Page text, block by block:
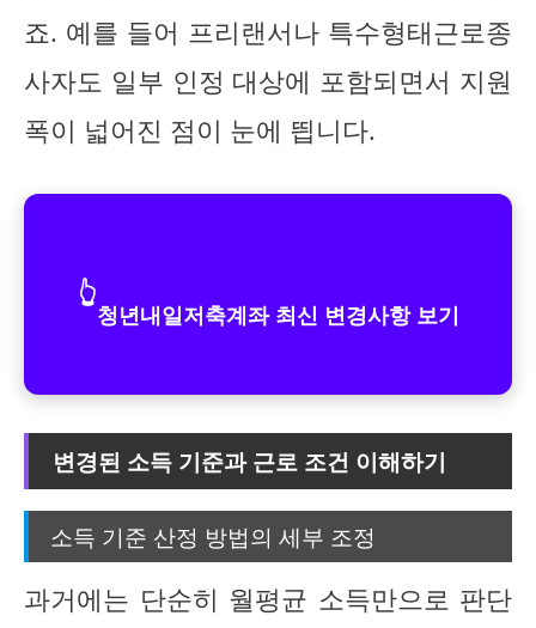
죠. 예를 들어 프리랜서나 특수형태근로종
사자도 일부 인정 대상에 포함되면서 지원
폭이 넓어진 점이 눈에 띕니다.
👆
청년내일저축계좌 최신 변경사항 보기
변경된 소득 기준과 근로 조건 이해하기
소득 기준 산정 방법의 세부 조정
과거에는 단순히 월평균 소득만으로 판단